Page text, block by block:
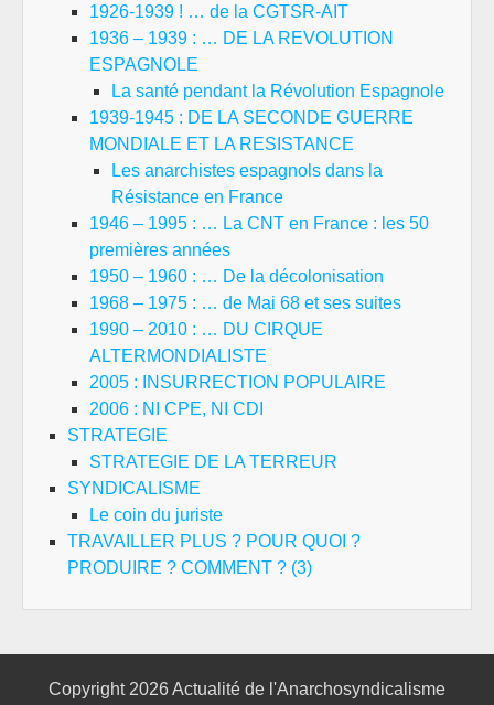
1926-1939 ! … de la CGTSR-AIT
1936 – 1939 : … DE LA REVOLUTION
ESPAGNOLE
La santé pendant la Révolution Espagnole
1939-1945 : DE LA SECONDE GUERRE
MONDIALE ET LA RESISTANCE
Les anarchistes espagnols dans la
Résistance en France
1946 – 1995 : … La CNT en France : les 50
premières années
1950 – 1960 : … De la décolonisation
1968 – 1975 : … de Mai 68 et ses suites
1990 – 2010 : … DU CIRQUE
ALTERMONDIALISTE
2005 : INSURRECTION POPULAIRE
2006 : NI CPE, NI CDI
STRATEGIE
STRATEGIE DE LA TERREUR
SYNDICALISME
Le coin du juriste
TRAVAILLER PLUS ? POUR QUOI ?
PRODUIRE ? COMMENT ? (3)
Copyright 2026Actualité de l'Anarchosyndicalisme